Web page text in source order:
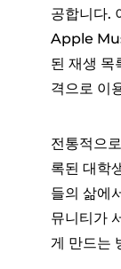
공합니다.
Apple
된 재생 목
격으로 이
전통적으
록된 대학
들의 삶에
뮤니티가
게 만드는